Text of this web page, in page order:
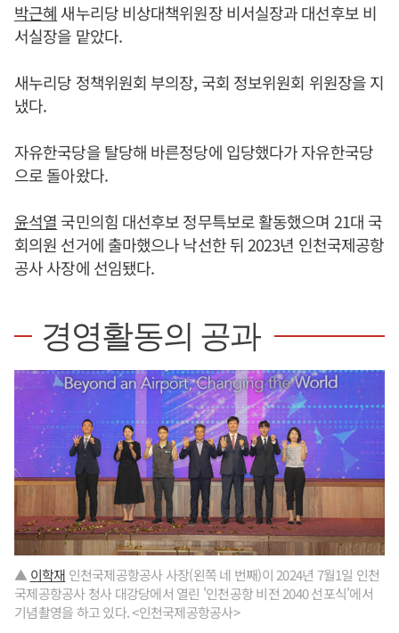
박근혜 새누리당 비상대책위원장 비서실장과 대선후보 비
서실장을 맡았다.
새누리당 정책위원회 부의장, 국회 정보위원회 위원장을 지
냈다.
자유한국당을 탈당해 바른정당에 입당했다가 자유한국당
으로 돌아왔다.
윤석열 국민의힘 대선후보 정무특보로 활동했으며 21대 국
회의원 선거에 출마했으나 낙선한 뒤 2023년 인천국제공항
공사 사장에 선임됐다.
경영활동의 공과
▲ 이학재 인천국제공항공사 사장(왼쪽 네 번째)이 2024년 7월1일 인천
국제공항공사 청사 대강당에서 열린 '인천공항 비전 2040 선포식'에서
기념촬영을 하고 있다. <인천국제공항공사>